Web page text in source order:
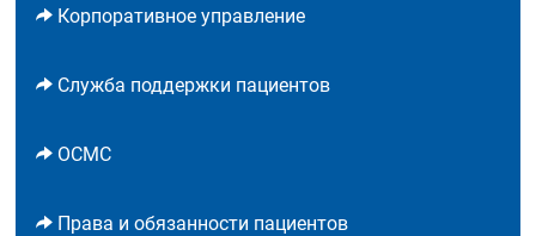
Корпоративное управление
Служба поддержки пациентов
ОСМС
Права и обязанности пациентов